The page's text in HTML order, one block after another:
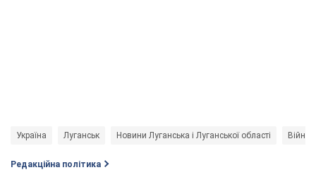
Україна Луганськ Новини Луганська і Луганської області Війна
Редакційна політика